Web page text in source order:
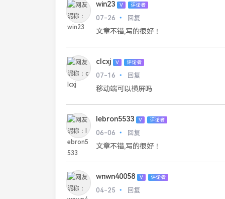
win23 V 评论者
07-26
回复
文章不错,写的很好！
clcxj V 评论者
07-16
回复
移动端可以横屏吗
lebron5533 V 评论者
06-06
回复
文章不错,写的很好！
wnwn40058 V 评论者
04-25
回复